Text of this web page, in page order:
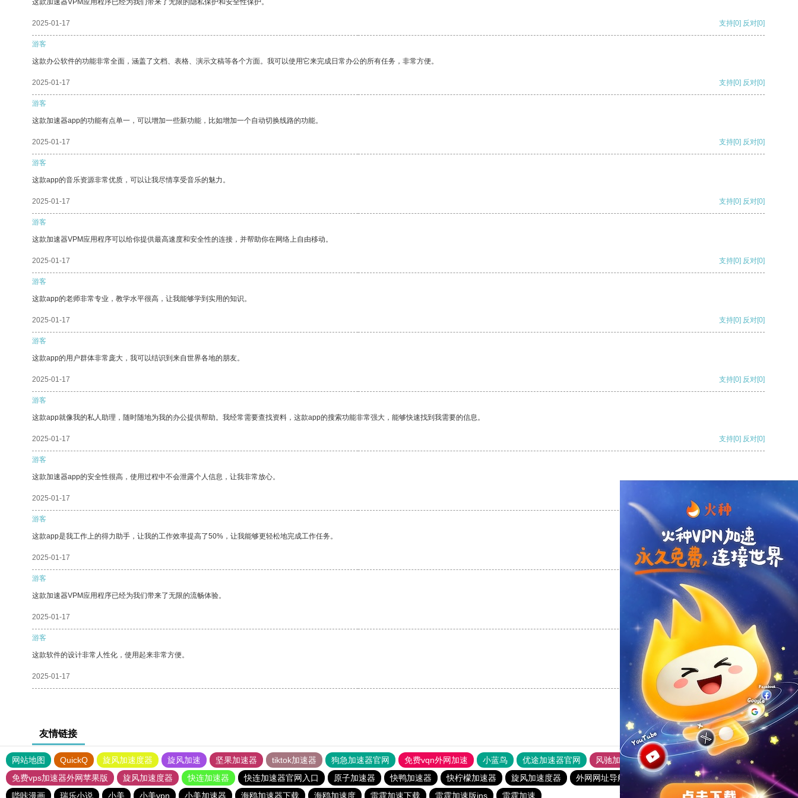
这款加速器VPM应用程序已经为我们带来了无限的隐私保护和安全性保护。
2025-01-17 支持[0] 反对[0]
游客
这款办公软件的功能非常全面，涵盖了文档、表格、演示文稿等各个方面。我可以使用它来完成日常办公的所有任务，非常方便。
2025-01-17 支持[0] 反对[0]
游客
这款加速器app的功能有点单一，可以增加一些新功能，比如增加一个自动切换线路的功能。
2025-01-17 支持[0] 反对[0]
游客
这款app的音乐资源非常优质，可以让我尽情享受音乐的魅力。
2025-01-17 支持[0] 反对[0]
游客
这款加速器VPM应用程序可以给你提供最高速度和安全性的连接，并帮助你在网络上自由移动。
2025-01-17 支持[0] 反对[0]
游客
这款app的老师非常专业，教学水平很高，让我能够学到实用的知识。
2025-01-17 支持[0] 反对[0]
游客
这款app的用户群体非常庞大，我可以结识到来自世界各地的朋友。
2025-01-17 支持[0] 反对[0]
游客
这款app就像我的私人助理，随时随地为我的办公提供帮助。我经常需要查找资料，这款app的搜索功能非常强大，能够快速找到我需要的信息。
2025-01-17 支持[0] 反对[0]
游客
这款加速器app的安全性很高，使用过程中不会泄露个人信息，让我非常放心。
2025-01-17
游客
这款app是我工作上的得力助手，让我的工作效率提高了50%，让我能够更轻松地完成工作任务。
2025-01-17 支持 [0] 反对[0]
游客
这款加速器VPM应用程序已经为我们带来了无限的流畅体验。
2025-01-17 支持[0] 反对
游客
这款软件的设计非常人性化，使用起来非常方便。
2025-01-17 支持[0] 反对[0]
友情链接
网站地图 QuickQ 旋风加速度器 旋风加速 坚果加速器 tiktok加速器 狗急加速器官网 免费vqn外网加速 小蓝鸟 优途加速器官网 风驰加速器
旋风加速器
免费vps加速器外网苹果版
旋风加速度器 快连加速器 快连加速器官网入口 原子加速器 快鸭加速器 快柠檬加速器 旋风加速度器 外网网址导航 软件中心 雷霆加速
狂飙加速器
哔咔漫画
瑞乐小说 小美 小美vpn 小美加速器 海鸥加速器下载 海鸥加速度 雷霆加速下载 雷霆加速版ins 雷霆加速